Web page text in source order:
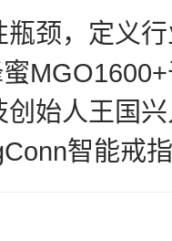
瓶颈，定义
创始人王国
智能戒